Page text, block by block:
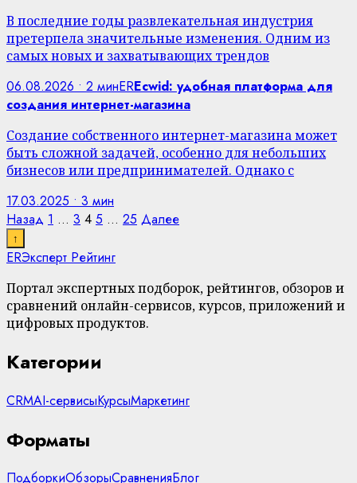
В последние годы развлекательная индустрия
претерпела значительные изменения. Одним из
самых новых и захватывающих трендов
06.08.2026 • 2 минEREcwid: удобная платформа для
создания интернет-магазина
Создание собственного интернет-магазина может
быть сложной задачей, особенно для небольших
бизнесов или предпринимателей. Однако с
17.03.2025 • 3 мин
Пагинация
записей
Назад 1 … 3 4 5 … 25 Далее
↑
ERЭксперт Рейтинг
Портал экспертных подборок, рейтингов, обзоров и
сравнений онлайн-сервисов, курсов, приложений и
цифровых продуктов.
Категории
CRMAI-сервисыКурсыМаркетинг
Форматы
ПодборкиОбзорыСравненияБлог